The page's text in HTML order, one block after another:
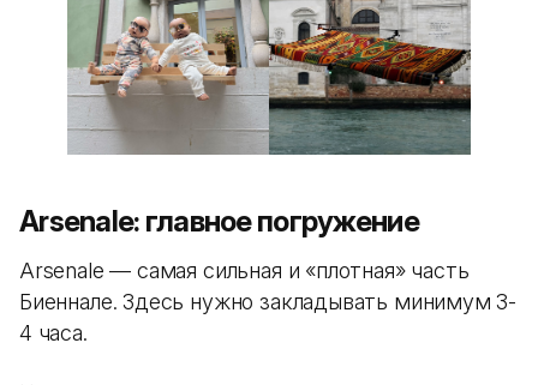
Arsenale: главное погружение
Arsenale — самая сильная и «плотная» часть
Биеннале. Здесь нужно закладывать минимум 3-
4 часа.